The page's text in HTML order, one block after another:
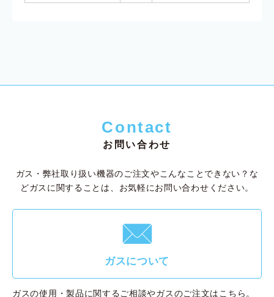
Contact
お問い合わせ
ガス・弊社取り扱い機器のご注文やこんなことできない？な
どガスに関することは、お気軽にお問い合わせください。
F
ガスについて
ガスの使用・製品に関するご相談やガスのご注文はこちら。